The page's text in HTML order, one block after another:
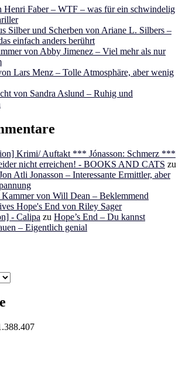
Henri Faber – WTF – was für ein schwindelig
Silber und Scherben von Ariane L. Silbers –
einfach anders berührt
von Abby Jimenez – Viel mehr als nur
Lars Menz – Tolle Atmosphäre, aber wenig
von Sandra Aslund – Ruhig und
Krimi/ Auftakt *** Jónasson: Schmerz ***
nicht erreichen! - BOOKS AND CATS zu
Atli Jonasson – Interessante Ermittler, aber
von Will Dean – Beklemmend
Hope's End von Riley Sager
- Calipa zu Hope’s End – Du kannst
– Eigentlich genial